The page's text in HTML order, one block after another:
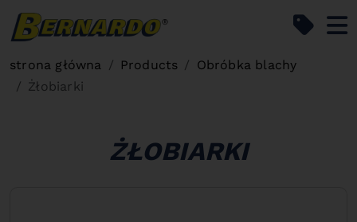
strona główna Products
Obróbka blachy
Żłobiarki
ŻŁOBIARKI